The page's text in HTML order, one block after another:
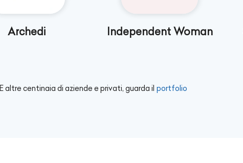
Archedi Independent Woman
E altre centinaia di aziende e privati, guarda il portfolio